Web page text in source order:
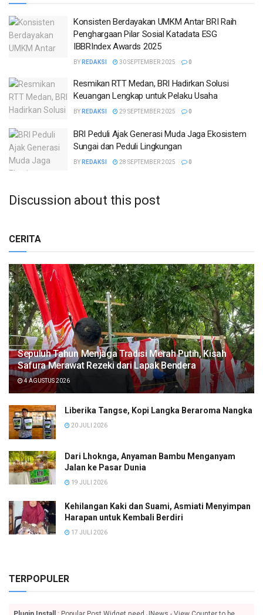
Konsisten Berdayakan UMKM Antar BRI Raih
Penghargaan Pilar Sosial Katadata ESG
IBBRIndex Awards 2025
BY REDAKSI 30 SEPTEMBER 2025 0
Resmikan RTT Medan, BRI Hadirkan Solusi
Keuangan Lengkap untuk Pelaku Usaha
BY REDAKSI 29 SEPTEMBER 2025 0
BRI Peduli Ajak Generasi Muda Jaga Ekosistem
Sungai dan Peduli Lingkungan
BY REDAKSI 28 SEPTEMBER 2025 0
Discussion about this post
CERITA
Sepuluh Tahun Menjaga Tradisi Merah Putih, Kisah
Safura Merawat Rezeki dari Lapak Bendera
4 AGUSTUS 2026
Liberika Tangse, Kopi Langka Beraroma Nangka
20 JULI 2026
Dari Lhoknga, Anyaman Bambu Menganyam
Jalan ke Pasar Dunia
19 JULI 2026
Kehilangan Kaki dan Suami, Asmiati Menyimpan
Harapan untuk Kembali Berdiri
17 JULI 2026
TERPOPULER